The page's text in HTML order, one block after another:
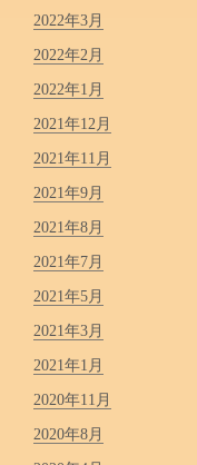
2022年3月
2022年2月
2022年1月
2021年12月
2021年11月
2021年9月
2021年8月
2021年7月
2021年5月
2021年3月
2021年1月
2020年11月
2020年8月